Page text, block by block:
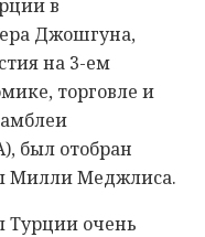
в
Джошгуна,
на 3-ем
торговле и
был отобран
Милли Меджлиса.
Турции очень